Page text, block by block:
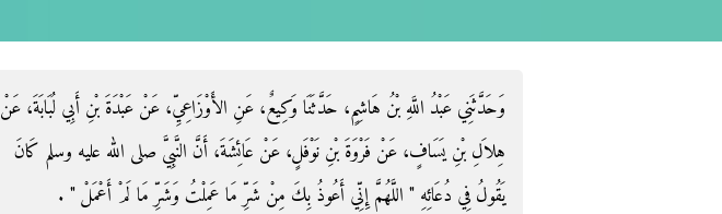
وَحَدَّثَنِي عَبْدُ اللَّهِ بْنُ هَاشِمٍ، حَدَّثَنَا وَكِيعٌ، عَنِ الأَوْزَاعِيِّ، عَنْ عَبْدَةَ بْنِ أَبِي لُبَابَةَ، عَنْ
هِلاَلِ بْنِ يَسَافٍ، عَنْ فَرْوَةَ بْنِ نَوْفَلٍ، عَنْ عَائِشَةَ، أَنَّ النَّبِيَّ صلى الله عليه وسلم كَانَ
يَقُولُ فِي دُعَائِهِ ‏"‏ اللَّهُمَّ إِنِّي أَعُوذُ بِكَ مِنْ شَرِّ مَا عَمِلْتُ وَشَرِّ مَا لَمْ أَعْمَلْ ‏"‏ ‏.‏